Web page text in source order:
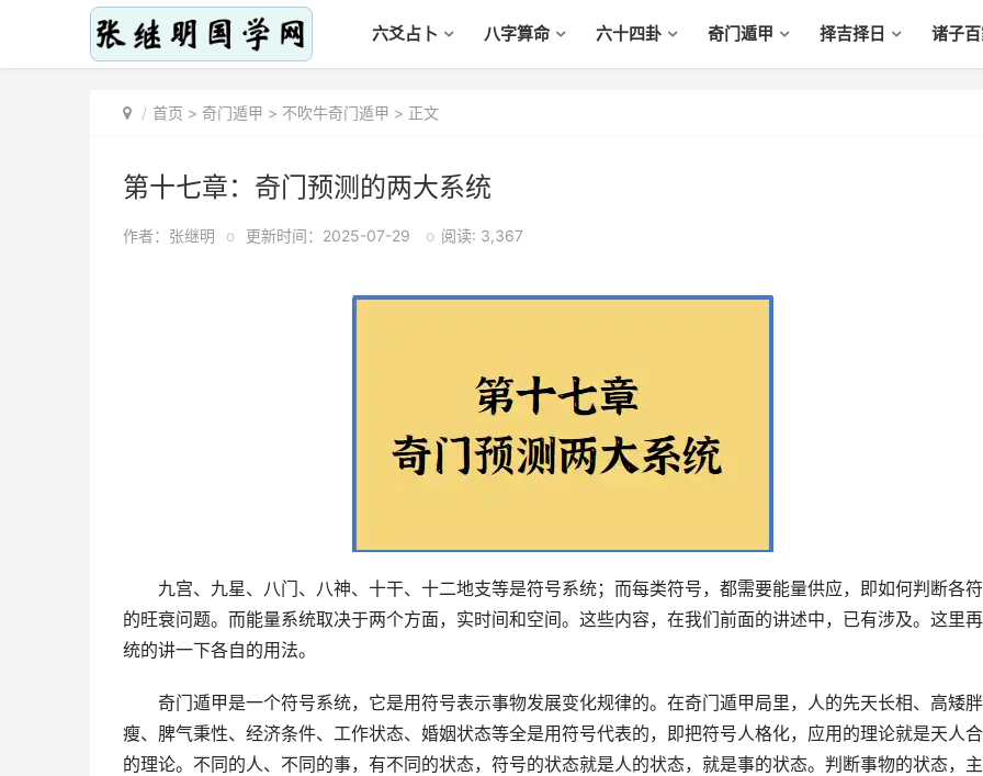
六爻占卜 八字算命 六十四卦 奇门遁甲 择吉择日 诸子
首页 > 奇门遁甲 > 不吹牛奇门遁甲 > 正文
第十七章：奇门预测的两大系统
作者：张继明 o 更新时间：2025-07-29 o 阅读: 3,367
九宫、九星、八门、八神、十干、十二地支等是符号系统；而每类符号，都需要能量供应，即如何判断各
的旺衰问题。而能量系统取决于两个方面，实时间和空间。这些内容，在我们前面的讲述中，已有涉及。这里
统的讲一下各自的用法。
奇门遁甲是一个符号系统，它是用符号表示事物发展变化规律的。在奇门遁甲局里，人的先天长相、高矮胖
瘦、脾气秉性、经济条件、工作状态、婚姻状态等全是用符号代表的，即把符号人格化，应用的理论就是天人
的理论。不同的人、不同的事，有不同的状态，符号的状态就是人的状态，就是事的状态。判断事物的状态，